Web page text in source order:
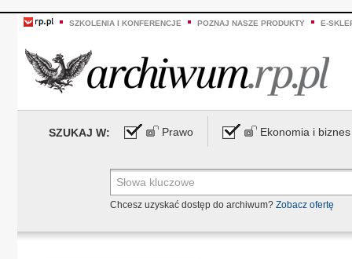
SZKOLENIA I KONFERENCJE POZNAJ NASZE PRODUKTY E-
SZUKAJ W: Prawo Ekonomia i biznes
Chcesz uzyskać dostęp do archiwum? Zobacz ofertę